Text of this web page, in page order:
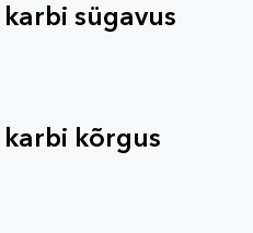
sügavus
kõrgus